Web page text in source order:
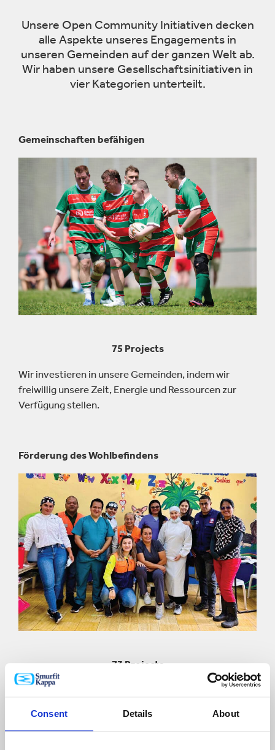
Consent Details About
Unsere Open Community Initiativen decken
alle Aspekte unseres Engagements in
unseren Gemeinden auf der ganzen Welt ab.
Wir haben unsere Gesellschaftsinitiativen in
vier Kategorien unterteilt.
Gemeinschaften befähigen
75 Projects
Wir investieren in unsere Gemeinden, indem wir
freiwillig unsere Zeit, Energie und Ressourcen zur
Verfügung stellen.
Förderung des Wohlbefindens
73 Projects
Aktive Beteiligung an der Unterstützung unserer